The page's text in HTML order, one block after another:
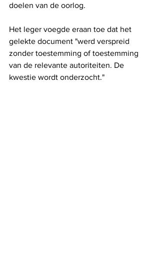
doelen van de oorlog.
Het leger voegde eraan toe dat het
gelekte document "werd verspreid
zonder toestemming of toestemming
van de relevante autoriteiten. De
kwestie wordt onderzocht."